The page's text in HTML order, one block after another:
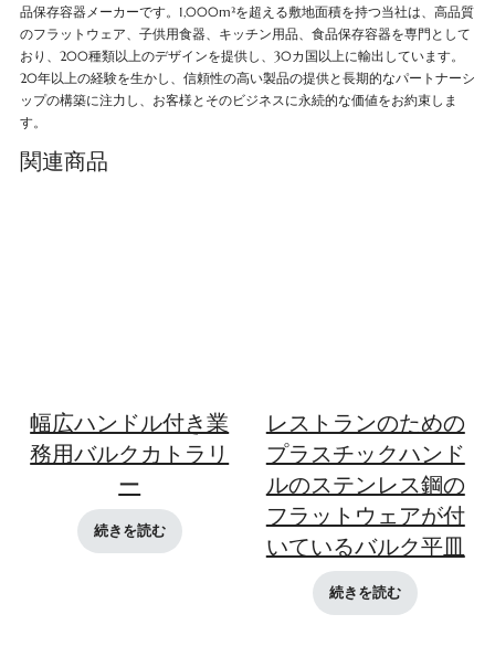
品保存容器メーカーです。1,000m²を超える敷地面積を持つ当社は、高品質
のフラットウェア、子供用食器、キッチン用品、食品保存容器を専門として
おり、200種類以上のデザインを提供し、30カ国以上に輸出しています。
20年以上の経験を生かし、信頼性の高い製品の提供と長期的なパートナーシ
ップの構築に注力し、お客様とそのビジネスに永続的な価値をお約束しま
す。
関連商品
幅広ハンドル付き業
務用バルクカトラリ
ー
続きを読む
レストランのための
プラスチックハンド
ルのステンレス鋼の
フラットウェアが付
いているバルク平皿
続きを読む